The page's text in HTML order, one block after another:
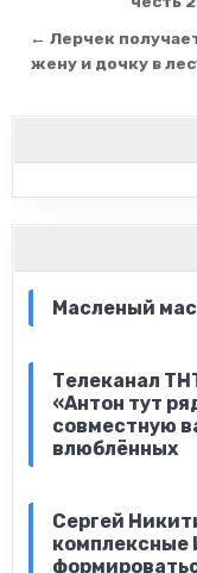
← Лерчек
жену и дочку в
Масленый
Телеканал
«Антон тут
совместную
влюблённых
Сергей